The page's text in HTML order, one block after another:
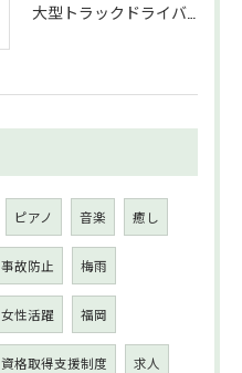
ピアノ 音楽 癒し
事故防止 梅雨
女性活躍 福岡
資格取得支援制度 求人